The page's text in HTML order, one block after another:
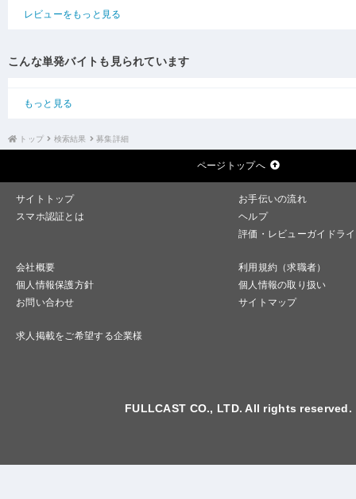
レビューをもっと見る
こんな単発バイトも見られています
もっと見る
トップ 検索結果 募集詳細
ページトップへ
サイトトップ
お手伝いの流れ
スマホ認証とは
ヘルプ
評価・レビューガイドラ
会社概要
利用規約（求職者）
個人情報保護方針
個人情報の取り扱い
お問い合わせ
サイトマップ
求人掲載をご希望する企業様
FULLCAST CO., LTD. All rights reserved.